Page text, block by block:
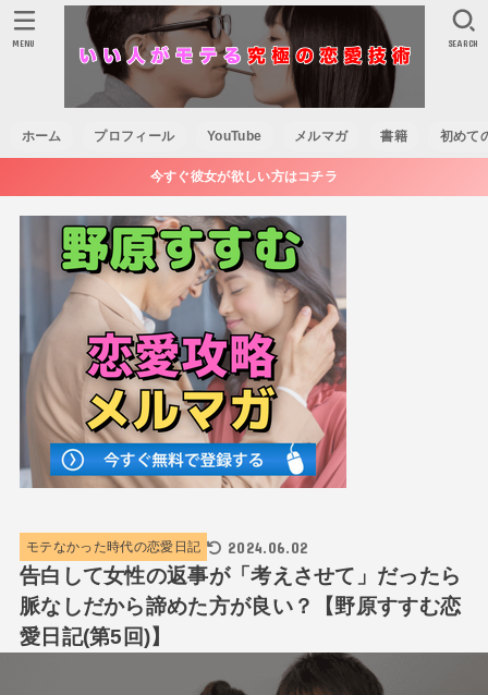
ホーム プロフィール YouTube メルマガ 書籍 初めて
SEARCH
MENU
今すぐ彼女が欲しい方はコチラ
モテなかった時代の恋愛日記 2024.06.02
告白して女性の返事が「考えさせて」だったら
脈なしだから諦めた方が良い？【野原すすむ恋
愛日記(第5回)】